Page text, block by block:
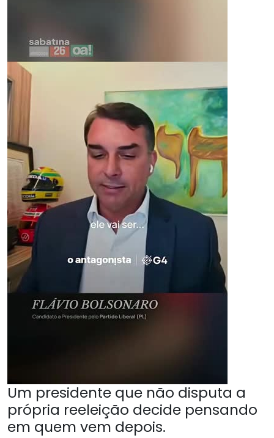
Um presidente que não disputa a
própria reeleição decide pensando
em quem vem depois.